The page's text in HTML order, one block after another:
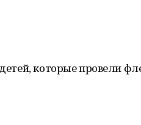
которые провели